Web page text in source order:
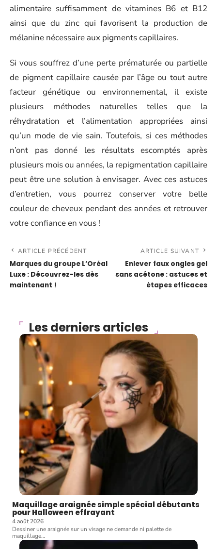
alimentaire suffisamment de vitamines B6 et B12
ainsi que du zinc qui favorisent la production de
mélanine nécessaire aux pigments capillaires.
Si vous souffrez d’une perte prématurée ou partielle
de pigment capillaire causée par l’âge ou tout autre
facteur génétique ou environnemental, il existe
plusieurs méthodes naturelles telles que la
réhydratation et l’alimentation appropriées ainsi
qu’un mode de vie sain. Toutefois, si ces méthodes
n’ont pas donné les résultats escomptés après
plusieurs mois ou années, la repigmentation capillaire
peut être une solution à envisager. Avec ces astuces
d’entretien, vous pourrez conserver votre belle
couleur de cheveux pendant des années et retrouver
votre confiance en vous !
ARTICLE PRÉCÉDENT
Marques du groupe L’Oréal
Luxe : Découvrez-les dès
maintenant !
ARTICLE SUIVANT
Enlever faux ongles gel
sans acétone : astuces et
étapes efficaces
Les derniers articles
Maquillage araignée simple spécial débutants
pour Halloween effrayant
4 août 2026
Dessiner une araignée sur un visage ne demande ni palette de
maquillage…